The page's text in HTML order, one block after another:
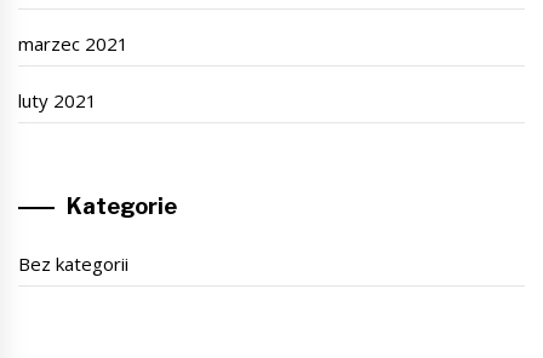
marzec 2021
luty 2021
Kategorie
Bez kategorii